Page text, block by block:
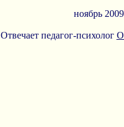
ноябрь 2009
Отвечает педагог-психолог